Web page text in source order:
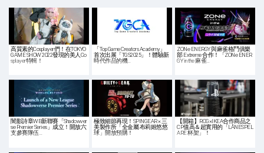
高質素的Cosplayer們！在TOKYO
GAME SHOW 2022發現的美人Co
splayer特輯！
「Top Game Creators Academy」
首次出展「TGS2025」！體驗新
時代作品的機…
ZONe ENERGY 與麻雀格鬥俱樂
部 Extreme 合作！「ZONe ENER
GY in the 麻雀…
闇影詩章WB新聯賽「Shadowver
se Premier Series」成立！開放六
支參賽隊伍…
極致細節再現！SPINGEAR × 三
美製作所「全金屬 布莉姬悠悠
球」開放預購！
【開箱】ROG×IKEA合作商品之
CP值高＆超實用的「LÅNESPEL
ARE 杯架」！